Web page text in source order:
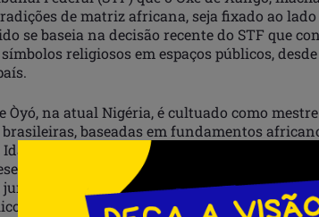
de matriz africana, seja fixado ao
se baseia na decisão recente do STF que
religiosos em espaços públicos,
Òyó, na atual Nigéria, é cultuado como
baseadas em fundamentos
Idafro argumenta que o Oxê simboliza a
pelo machado que corta dos dois
jurídica entre esse elemento e o crucifixo,
brasileiros.